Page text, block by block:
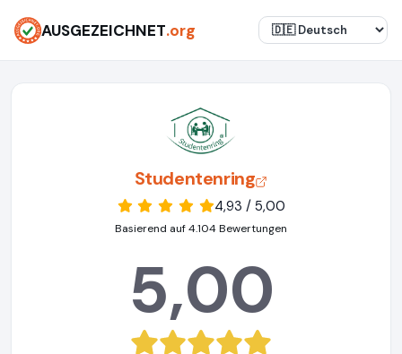
AUSGEZEICHNET.org
Studentenring
4,93 / 5,00
Basierend auf 4.104 Bewertungen
5,00